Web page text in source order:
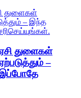
துளைகள்
–